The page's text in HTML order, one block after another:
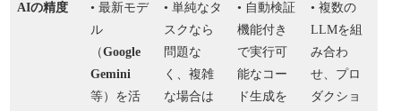
AIの精度
• 最新モデ
ル
（Google
Gemini
等）を活
• 単純なタ
スクなら
問題な
く、複雑
な場合は
• 自動検証
機能付き
で実行可
能なコー
ド生成を
• 複数の
LLMを組
み合わ
せ、プロ
ダクショ